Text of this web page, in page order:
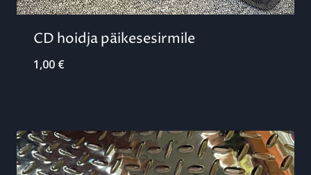
CD hoidja päikesesirmile
1,00 €